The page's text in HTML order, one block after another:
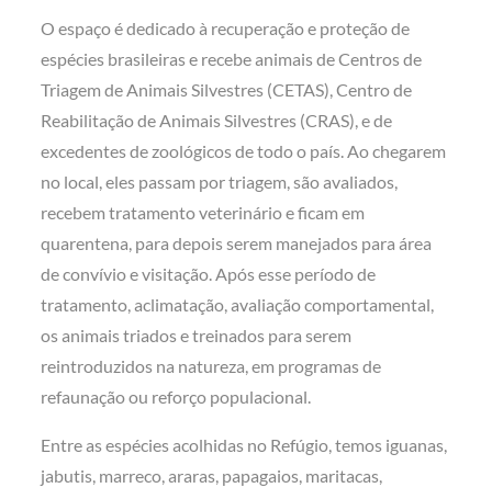
O espaço é dedicado à recuperação e proteção de
espécies brasileiras e recebe animais de Centros de
Triagem de Animais Silvestres (CETAS), Centro de
Reabilitação de Animais Silvestres (CRAS), e de
excedentes de zoológicos de todo o país. Ao chegarem
no local, eles passam por triagem, são avaliados,
recebem tratamento veterinário e ficam em
quarentena, para depois serem manejados para área
de convívio e visitação. Após esse período de
tratamento, aclimatação, avaliação comportamental,
os animais triados e treinados para serem
reintroduzidos na natureza, em programas de
refaunação ou reforço populacional.
Entre as espécies acolhidas no Refúgio, temos iguanas,
jabutis, marreco, araras, papagaios, maritacas,